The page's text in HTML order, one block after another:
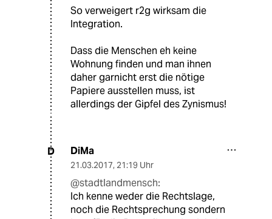
So verweigert r2g wirksam die
Integration.
Dass die Menschen eh keine
Wohnung finden und man ihnen
daher garnicht erst die nötige
Papiere ausstellen muss, ist
allerdings der Gipfel des Zynismus!
D DiMa
21.03.2017, 21:19 Uhr
@stadtlandmensch:
Ich kenne weder die Rechtslage,
noch die Rechtsprechung sondern